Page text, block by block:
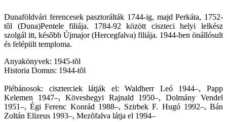
Dunaföldvári ferencesek pasztorálták 1744-ig, majd Perkáta, 1752-
tõl (Duna)Pentele filiája. 1784-92 között ciszteci helyi lelkész
szolgál itt, késõbb Újmajor (Hercegfalva) filiája. 1944-ben önállósult
és felépült temploma.
Anyakönyvek: 1945-tõl
Historia Domus: 1944-tõl
Plébánosok: ciszterciek látják el: Waldherr Leó 1944–, Papp
Kelemen 1947–, Köveshegyi Rajnald 1950–, Dolmány Vendel
1951–, Égi Ferenc Konrád 1988–, Szirbek F. Hugó 1992–, Bán
Zoltán Elizeus 1993–, Mezõfalva látja el 1994–